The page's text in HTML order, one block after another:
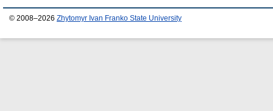
© 2008–2026 Zhytomyr Ivan Franko State University